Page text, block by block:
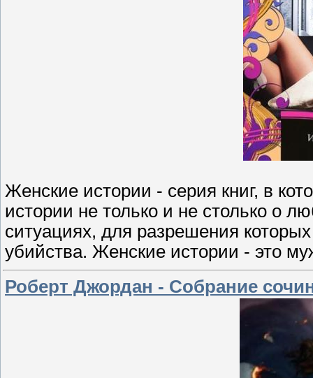
Женские истории - серия книг, в
истории не только и не столько о
ситуациях, для разрешения
убийства. Женские истории - это
Роберт Джордан - Собрание